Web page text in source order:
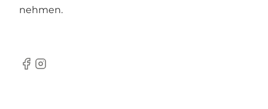
nehmen.
Facebook
Instagram